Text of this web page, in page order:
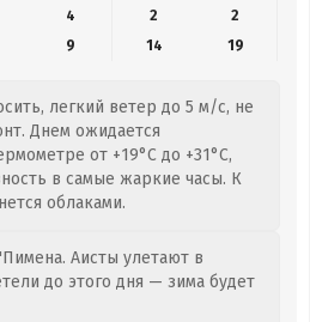
4 2
2
9 14 19
легкий ветер до 5 м/с, не
Днем ожидается
от +19°C до +31°C,
в самые жаркие часы. К
облаками.
Аисты улетают в
до этого дня — зима будет